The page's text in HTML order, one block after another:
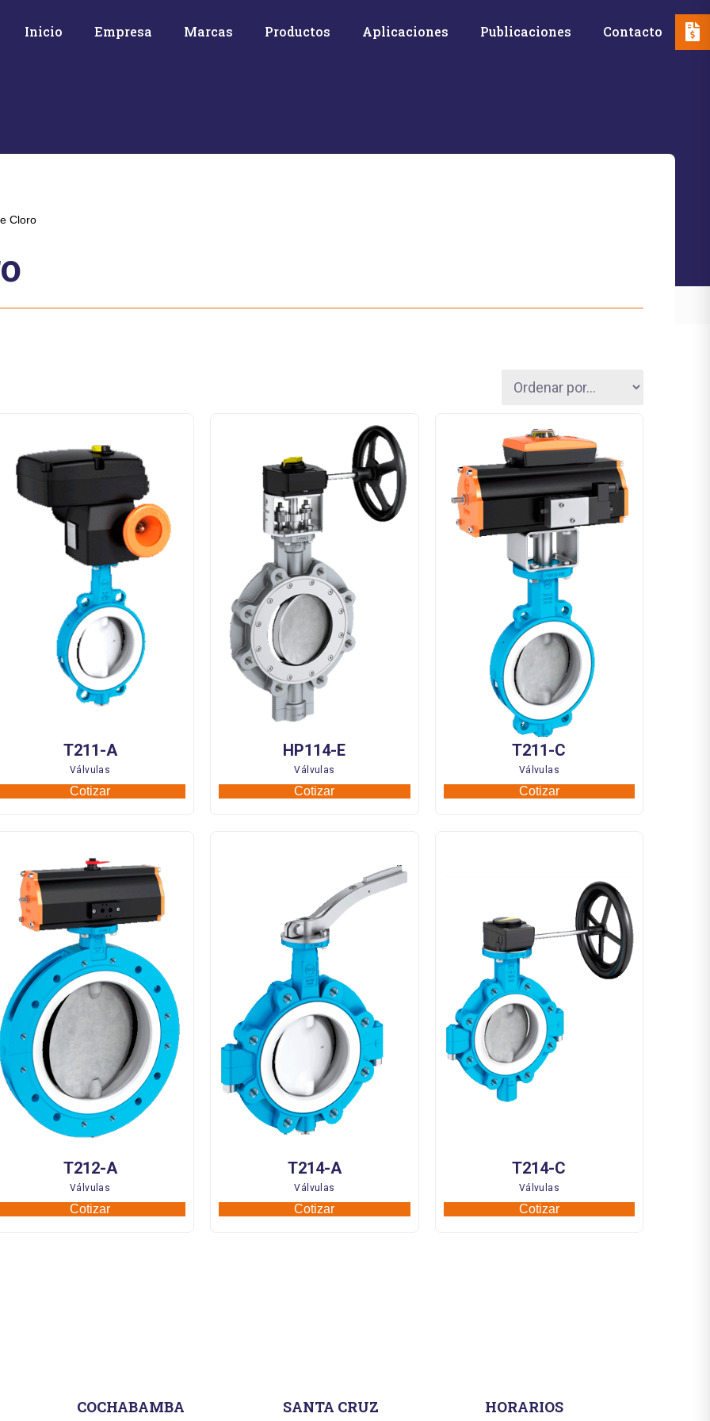
Inicio Empresa Marcas Productos Aplicaciones Publicaciones Contacto
Cloro
Válvulas
T211-A
Cotizar
Válvulas
HP114-E
Cotizar
Válvulas
T211-C
Cotizar
Válvulas
T212-A
Cotizar
Válvulas
T214-A
Cotizar
Válvulas
T214-C
Cotizar
COCHABAMBA SANTA CRUZ HORARIOS